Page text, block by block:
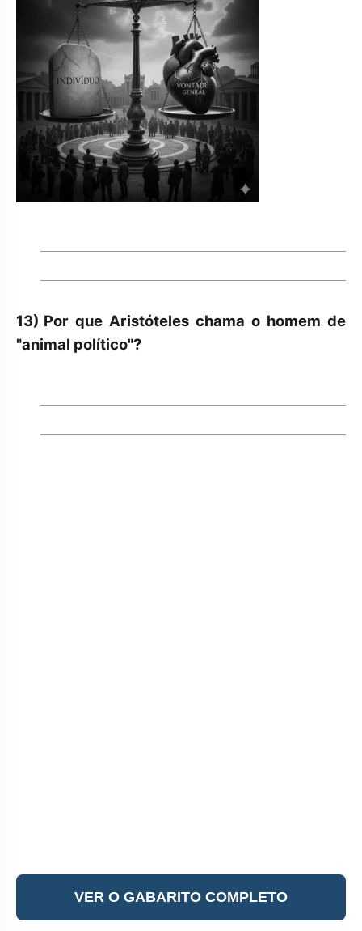
13) Por que Aristóteles chama o homem de
"animal político"?
VER O GABARITO COMPLETO